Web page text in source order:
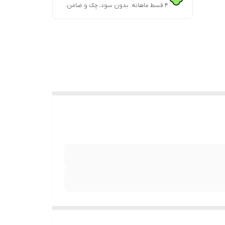
۴ قسط ماهانه. بدون سود، چک و ضامن.